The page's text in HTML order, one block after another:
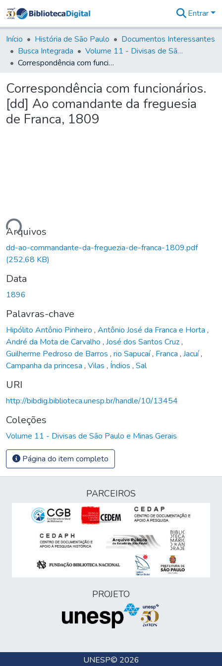
&
Coleções
Tudo na
Biblioteca
Estatísticas
Entrar
Início História de São Paulo
Documentos Interessantes
Busca Integrada
Volume 11 - Divisas de São Paulo e Minas Gerais
Correspondência com funcionários. [dd] Ao comandante da freguesia de Franca, 1809
Correspondência com funcionários.
[dd] Ao comandante da freguesia
de Franca, 1809
Arquivos
dd-ao-commandante-da-freguezia-de-franca-1809.pdf
(252,68 KB)
Data
1896
Palavras-chave
Hipólito Antônio Pinheiro , Antônio José da Franca e Horta ,
André da Mota de Carvalho , José dos Santos Cruz,
Guilherme Pedroso de Barros , rio Sapucaí, Franca , Jacuí,
Campanha da princesa , Vilas , Índios , Sal
URI
http://bibdig.biblioteca.unesp.br/handle/10/13454
Coleções
Volume 11 - Divisas de São Paulo e Minas Gerais
Página do item completo
PARCEIROS
PROJETO
UNESP© 2026